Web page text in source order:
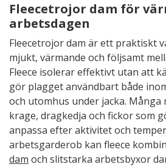
Fleecetrojor dam för
arbetsdagen
Fleecetrojor dam är ett praktiskt
mjukt, värmande och följsamt
Fleece isolerar effektivt utan att
gör plagget användbart både
och utomhus under jacka.
krage, dragkedja och fickor som
anpassa efter aktivitet och
arbetsgarderob kan fleece
dam och slitstarka arbetsbyxor